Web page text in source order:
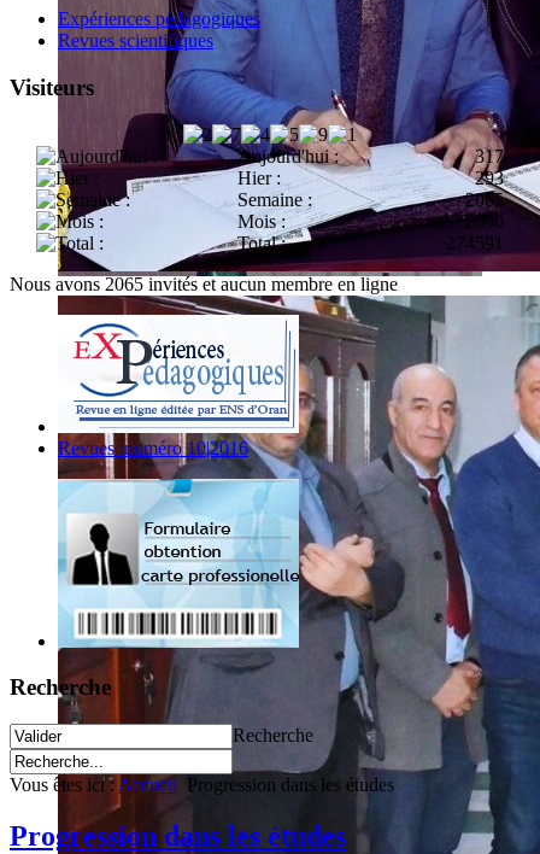
Expériences pédagogiques
Revues scientifiques
Visiteurs
Aujourd'hui :
317
Hier :
293
Semaine :
2065
Mois :
2090
Total :
274591
Nous avons 2065 invités et aucun membre en ligne
Revues :numéro 10|2016
Recherche
Recherche
Vous êtes ici : Accueil Progression dans les études
Progression dans les études